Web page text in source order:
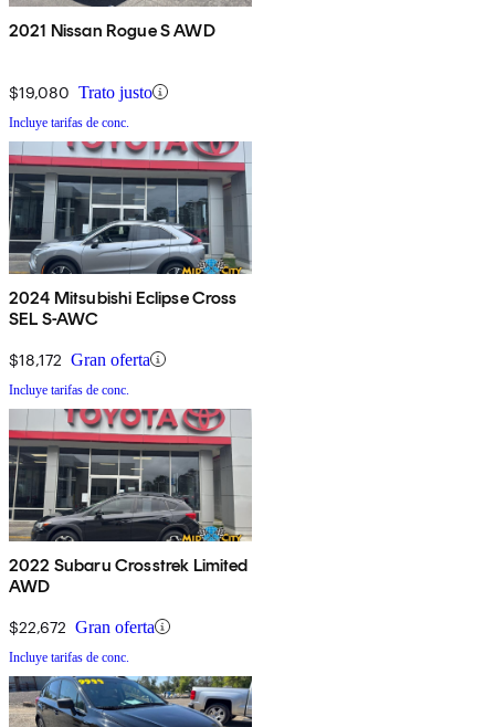
2021 Nissan Rogue S AWD
$19,080 Trato justo
Incluye tarifas de conc.
2024 Mitsubishi Eclipse Cross
SEL S-AWC
$18,172 Gran oferta
Incluye tarifas de conc.
2022 Subaru Crosstrek Limited
AWD
$22,672 Gran oferta
Incluye tarifas de conc.